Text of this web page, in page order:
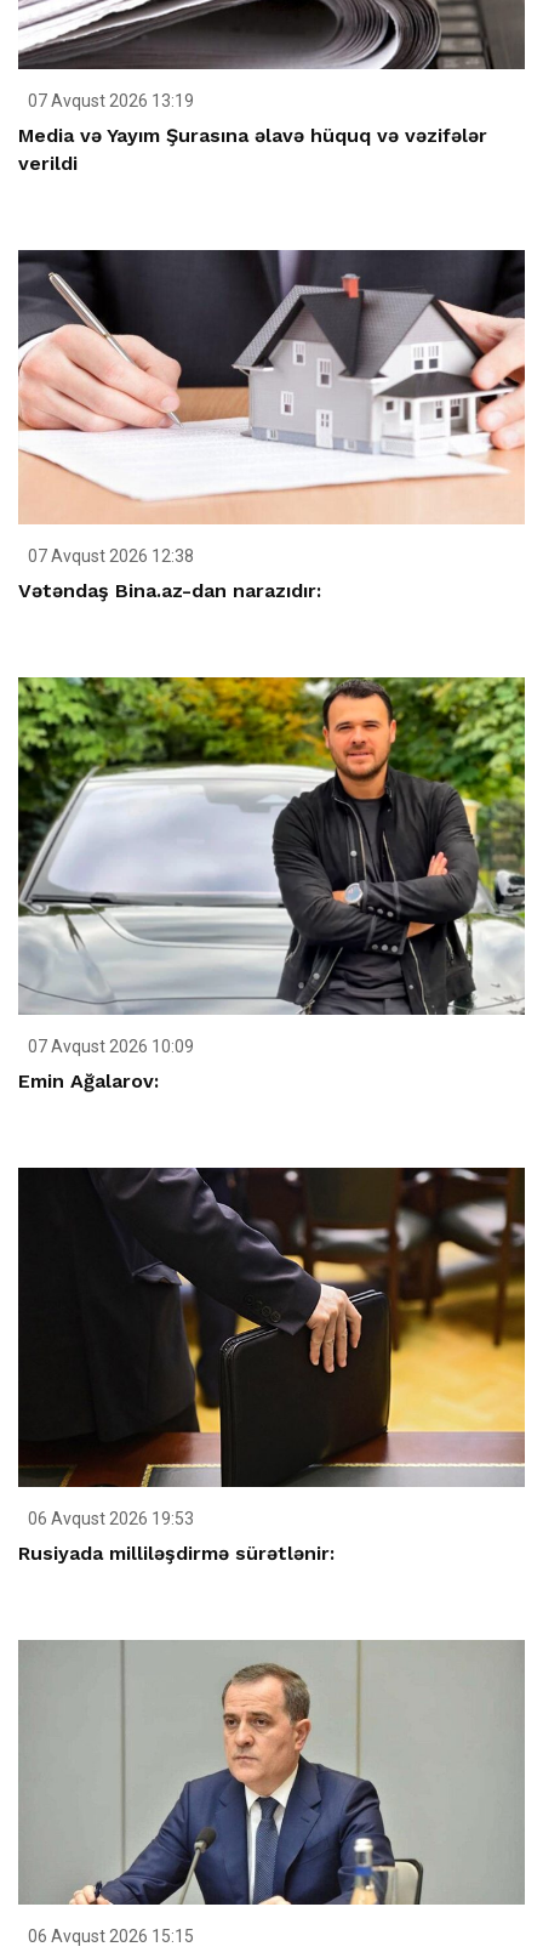
07 Avqust 2026 13:19
Media və Yayım Şurasına əlavə hüquq və vəzifələr
verildi
07 Avqust 2026 12:38
Vətəndaş Bina.az-dan narazıdır:
07 Avqust 2026 10:09
Emin Ağalarov:
06 Avqust 2026 19:53
Rusiyada milliləşdirmə sürətlənir:
06 Avqust 2026 15:15